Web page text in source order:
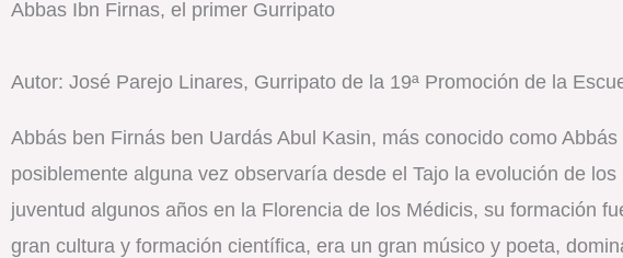
Abbas Ibn Firnas, el primer Gurripato
Autor: José Parejo Linares, Gurripato de la 19ª Promoción de la
Abbás ben Firnás ben Uardás Abul Kasin, más conocido como
posiblemente alguna vez observaría desde el Tajo la evolución de
juventud algunos años en la Florencia de los Médicis, su formación
gran cultura y formación científica, era un gran músico y poeta,